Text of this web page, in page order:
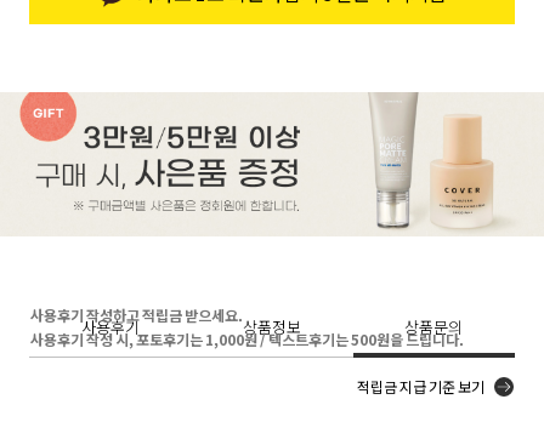
사용후기 상품정보 상품문의
사용후기 작성하고 적립금 받으세요.
사용후기 작성 시, 포토후기는 1,000원 / 텍스트후기는 500원을 드립니다.
적립금 지급 기준 보기